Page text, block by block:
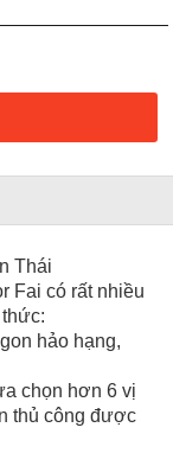
Thái
Fai có rất nhiều
hảo hạng,
chọn hơn 6 vị
thủ công được